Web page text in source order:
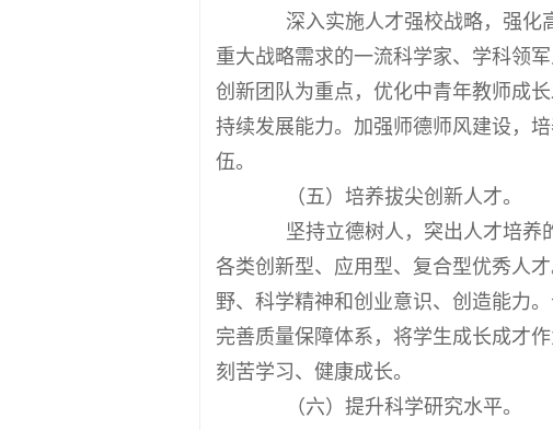
深入实施人才强校战略，强化高
重大战略需求的一流科学家、学科领
创新团队为重点，优化中青年教师成
持续发展能力。加强师德师风建设，
伍。
（五）培养拔尖创新人才。
坚持立德树人，突出人才培养的
各类创新型、应用型、复合型优秀人
野、科学精神和创业意识、创造能力
完善质量保障体系，将学生成长成才
刻苦学习、健康成长。
（六）提升科学研究水平。